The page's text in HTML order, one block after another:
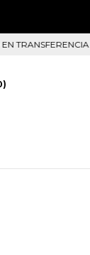
Y 20
)